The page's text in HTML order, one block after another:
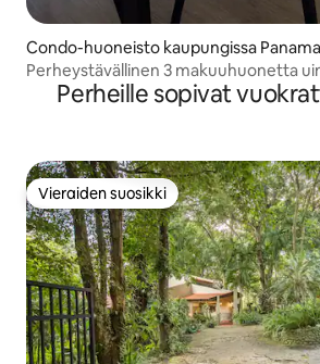
Condo-huoneisto kaupungissa
Perheystävällinen 3 makuuhuonetta
ilmainen pysäköinti
Perheille sopivat
Vieraiden suosikki
Vieraiden suosikki